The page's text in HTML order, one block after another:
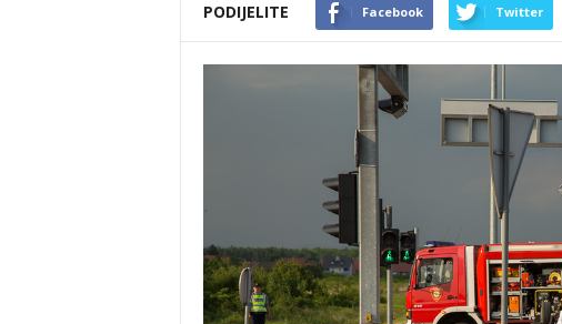
PODIJELITE Facebook Twitter